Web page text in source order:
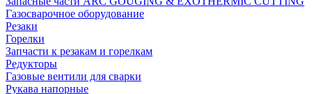
Газосварочное оборудование
Резаки
Горелки
Запчасти к резакам и горелкам
Редукторы
Газовые вентили для сварки
Рукава напорные